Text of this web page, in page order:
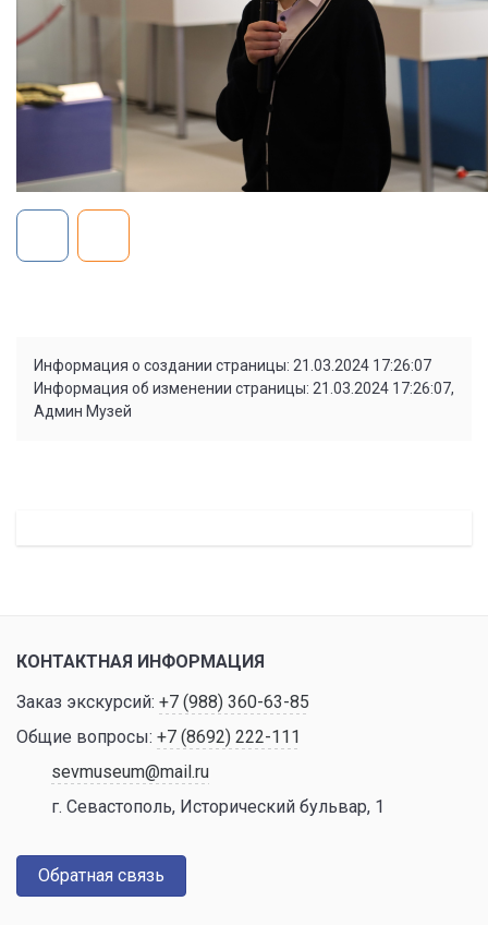
Информация о создании страницы: 21.03.2024 17:26:07
Информация об изменении страницы: 21.03.2024 17:26:07,
Админ Музей
КОНТАКТНАЯ ИНФОРМАЦИЯ
Заказ экскурсий: +7 (988) 360-63-85
Общие вопросы: +7 (8692) 222-111
sevmuseum@mail.ru
г. Севастополь, Исторический бульвар, 1
Обратная связь